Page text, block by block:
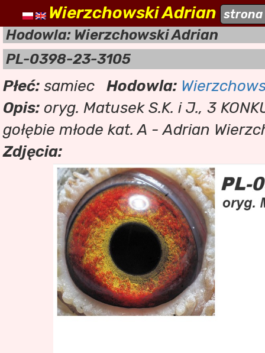
naszehodowle.pl
Wierzchowski Adrian strona
Hodowla: Wierzchowski Adrian
PL-0398-23-3105
Płeć: samiec Hodowla:
Opis: oryg. Matusek S.K. i J., 3
gołębie młode kat. A - Adrian
Zdjęcia: